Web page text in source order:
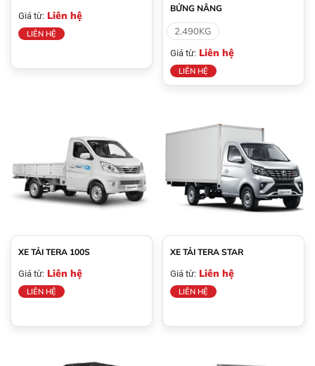
Giá từ: Liên hệ
LIÊN HỆ
BỬNG NÂNG
2.490KG
Giá từ: Liên hệ
LIÊN HỆ
XE TẢI TERA 100S
Giá từ: Liên hệ
LIÊN HỆ
XE TẢI TERA STAR
Giá từ: Liên hệ
LIÊN HỆ